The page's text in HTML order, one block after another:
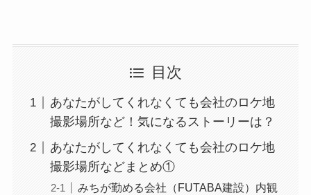
目次
あなたがしてくれなくても会社のロケ地
撮影場所など！気になるストーリーは？
あなたがしてくれなくても会社のロケ地
撮影場所などまとめ①
みちが勤める会社（FUTABA建設）内観